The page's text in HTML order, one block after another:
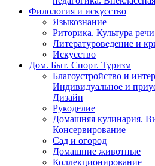
Филология и искусство
Языкознание
Риторика. Культура речи
Литературоведение и
Искусство
Дом. Быт. Спорт. Туризм
Благоустройство и
Индивидуальное и
Дизайн
Рукоделие
Домашняя кулинария.
Консервирование
Сад и огород
Домашние животные
Коллекционирование